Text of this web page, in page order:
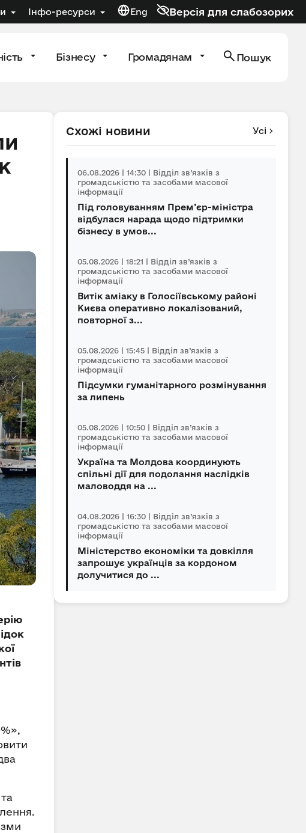
Інфо-ресурси Eng Версія для слабозорих
Бізнесу Громадянам Пошук
Схожі новини Усі
06.08.2026 | 14:30 | Відділ зв’язків з
громадськістю та засобами масової
інформації
Під головуванням Прем’єр-міністра
відбулася нарада щодо підтримки
бізнесу в умов...
05.08.2026 | 18:21 | Відділ зв’язків з
громадськістю та засобами масової
інформації
Витік аміаку в Голосіївському районі
Києва оперативно локалізований,
повторної з...
05.08.2026 | 15:45 | Відділ зв’язків з
громадськістю та засобами масової
інформації
Підсумки гуманітарного розмінування
за липень
05.08.2026 | 10:50 | Відділ зв’язків з
громадськістю та засобами масової
інформації
Україна та Молдова координують
спільні дії для подолання наслідків
маловоддя на ...
04.08.2026 | 16:30 | Відділ зв’язків з
громадськістю та засобами масової
інформації
Міністерство економіки та довкілля
запрошує українців за кордоном
долучитися до ...